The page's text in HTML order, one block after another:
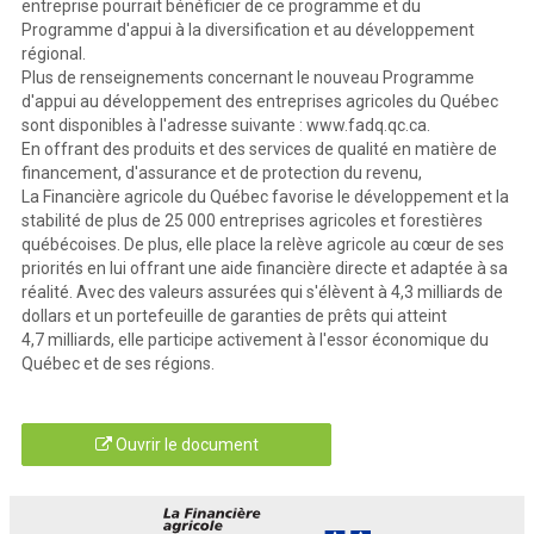
entreprise pourrait bénéficier de ce programme et du
Programme d'appui à la diversification et au développement
régional.
Plus de renseignements concernant le nouveau Programme
d'appui au développement des entreprises agricoles du Québec
sont disponibles à l'adresse suivante : www.fadq.qc.ca.
En offrant des produits et des services de qualité en matière de
financement, d'assurance et de protection du revenu,
La Financière agricole du Québec favorise le développement et la
stabilité de plus de 25 000 entreprises agricoles et forestières
québécoises. De plus, elle place la relève agricole au cœur de ses
priorités en lui offrant une aide financière directe et adaptée à sa
réalité. Avec des valeurs assurées qui s'élèvent à 4,3 milliards de
dollars et un portefeuille de garanties de prêts qui atteint
4,7 milliards, elle participe activement à l'essor économique du
Québec et de ses régions.
Ouvrir le document